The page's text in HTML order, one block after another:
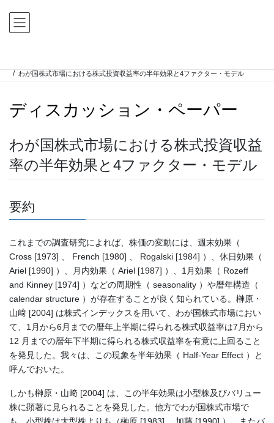
に
ョ
わが国株式市場における株式投資収益率の半年効果と4ファクター・モデル
ディスカッション・ペーパー
わが国株式市場における株式投資収益
率の半年効果と4ファクター・モデル
要約
これまでの調査研究によれば、株価の変動には、週末効果（
Cross [1973] 、 French [1980] 、 Rogalski [1984] ）、休日効果（
Ariel [1990] ）、月内効果（ Ariel [1987] ）、1月効果（ Rozeff
and Kinney [1974] ）などの周期性（ seasonality ）や暦年構造（
calendar structure ）が存在することが良く知られている。榊原・
山﨑 [2004] は株式インデックスを用いて、わが国株式市場におい
て、1月から6月までの暦年上半期に得られる株式収益率は7月から
12 月までの暦年下半期に得られる株式収益率を有意に上回ること
を発見した。我々は、この現象を半年効果（ Half-Year Effect ）と
呼んでおいた。
しかも榊原・山﨑 [2004] は、この半年効果は小型株及びバリュー
株に顕著に見られることを発見した。他方でわが国株式市場で